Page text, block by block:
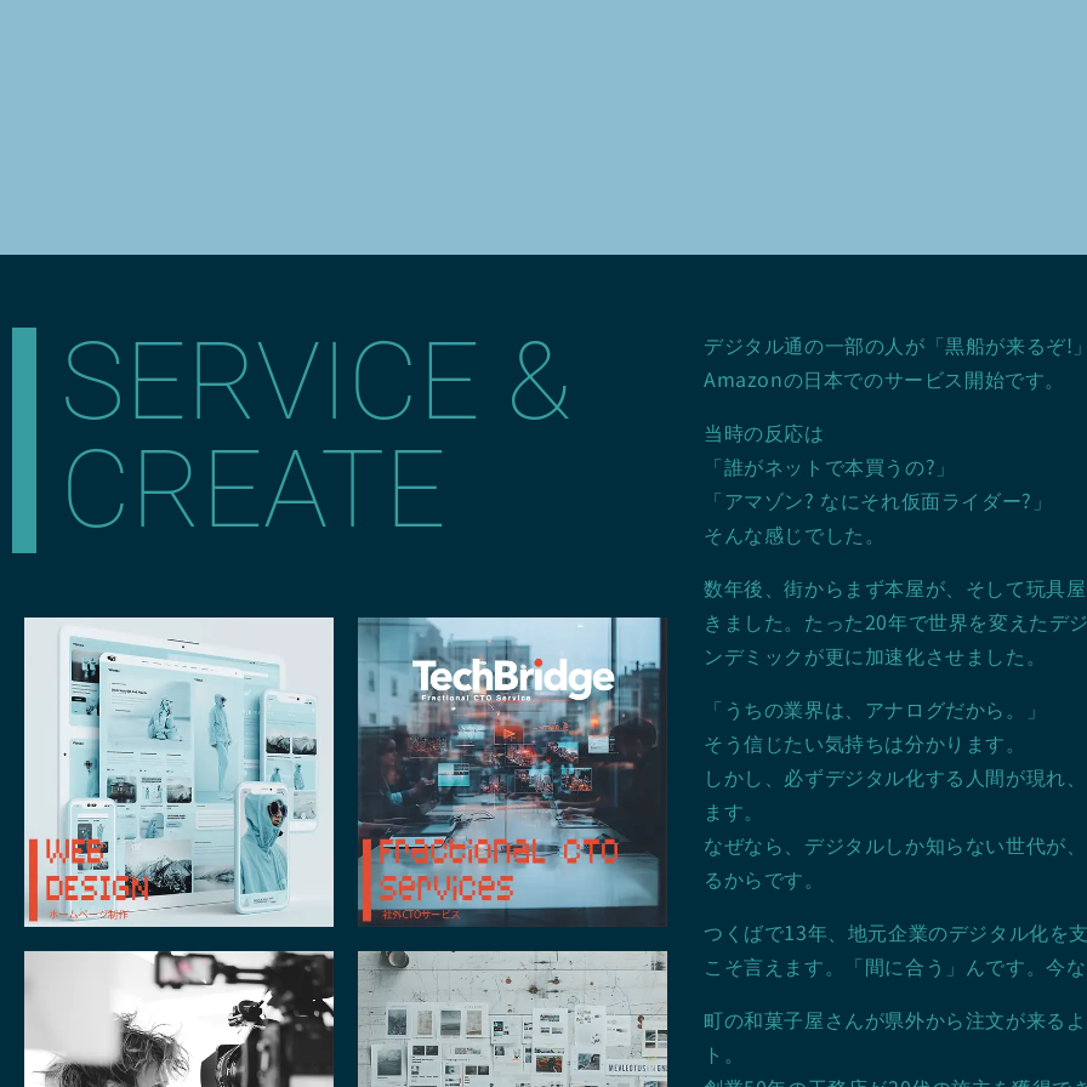
SERVICE &
CREATE
デジタル通の一部の人が「黒船が来るぞ!
Amazonの日本でのサービス開始です。
当時の反応は
「誰がネットで本買うの?」
「アマゾン? なにそれ仮面ライダー?」
そんな感じでした。
数年後、街からまず本屋が、そして玩具
きました。たった20年で世界を変えたデ
ンデミックが更に加速化させました。
「うちの業界は、アナログだから。」
そう信じたい気持ちは分かります。
しかし、必ずデジタル化する人間が現れ
ます。
なぜなら、デジタルしか知らない世代が
るからです。
つくばで13年、地元企業のデジタル化を
こそ言えます。「間に合う」んです。今な
町の和菓子屋さんが県外から注文が来る
ト。